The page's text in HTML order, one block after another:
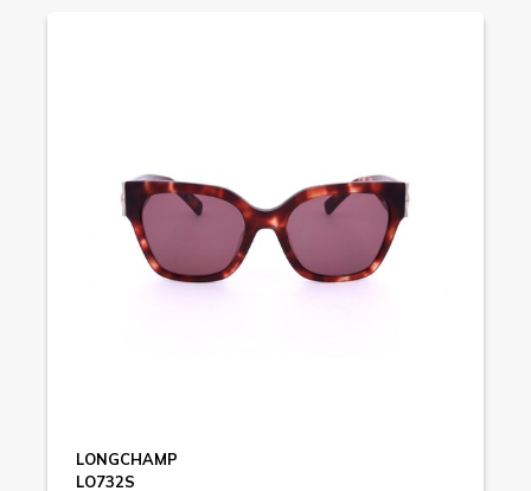
LONGCHAMP
LO732S